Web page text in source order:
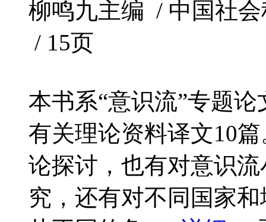
柳鸣九主编 / 中国社
/ 15页
本书系“意识流”专题
有关理论资料译文10
论探讨，也有对意识
究，还有对不同国家